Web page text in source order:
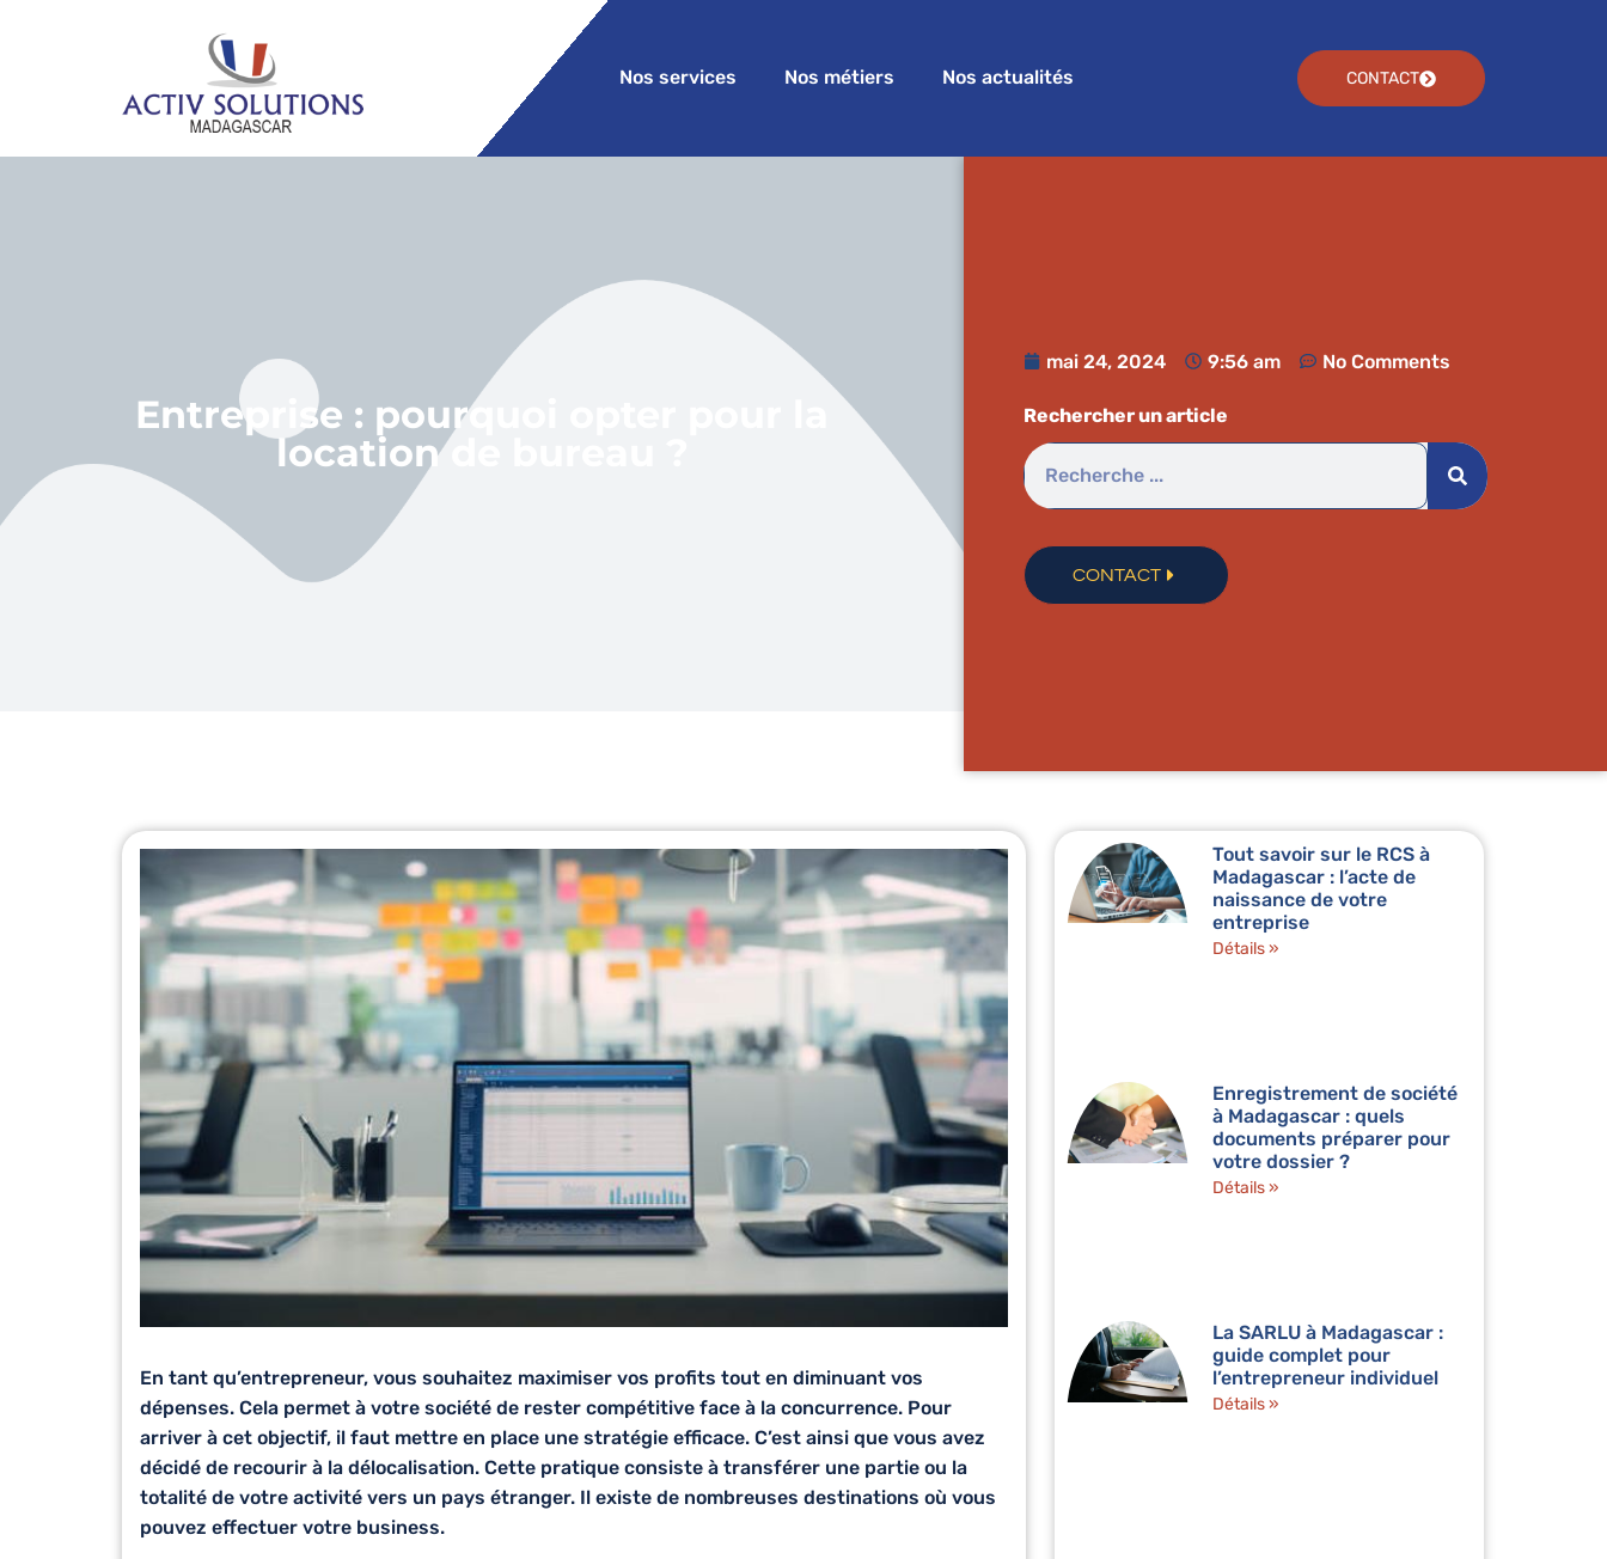
Nos services Nos métiers Nos actualités CONTACT
Entreprise : pourquoi opter pour la
location de bureau ?
mai 24, 2024 9:56 am No Comments
Rechercher un article
CONTACT
En tant qu’entrepreneur, vous souhaitez maximiser vos profits tout en diminuant vos
dépenses. Cela permet à votre société de rester compétitive face à la concurrence. Pour
arriver à cet objectif, il faut mettre en place une stratégie efficace. C’est ainsi que vous avez
décidé de recourir à la délocalisation. Cette pratique consiste à transférer une partie ou la
totalité de votre activité vers un pays étranger. Il existe de nombreuses destinations où vous
pouvez effectuer votre business.
Tout savoir sur le RCS à
Madagascar : l’acte de
naissance de votre
entreprise
Détails »
Enregistrement de société
à Madagascar : quels
documents préparer pour
votre dossier ?
Détails »
La SARLU à Madagascar :
guide complet pour
l’entrepreneur individuel
Détails »